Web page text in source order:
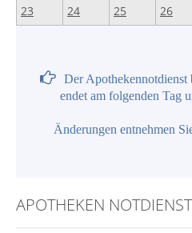
23
24 25 26
Der
endet am folgenden Tag
Änderungen entnehmen
APOTHEKEN